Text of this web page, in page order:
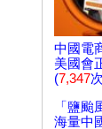
中國電
美國會
(7,347
「鹽
海量中